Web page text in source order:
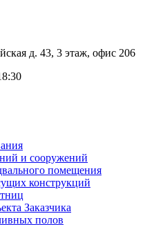
д. 43, 3 этаж, офис 206
и сооружений
помещения
конструкций
Заказчика
полов